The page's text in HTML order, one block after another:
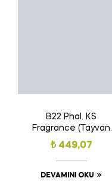
B22 Phal. KS
Fragrance (Tayvan
Orkide Fidesi)(Kokulu)
₺449,07
DEVAMINI OKU